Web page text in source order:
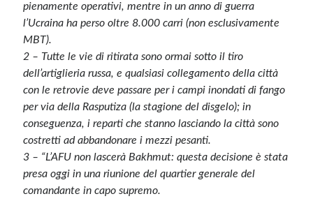
pienamente operativi, mentre in un anno di guerra
l’Ucraina ha perso oltre 8.000 carri (non esclusivamente
MBT).
2 – Tutte le vie di ritirata sono ormai sotto il tiro
dell’artiglieria russa, e qualsiasi collegamento della città
con le retrovie deve passare per i campi inondati di fango
per via della Rasputiza (la stagione del disgelo); in
conseguenza, i reparti che stanno lasciando la città sono
costretti ad abbandonare i mezzi pesanti.
3 – “L’AFU non lascerà Bakhmut: questa decisione è stata
presa oggi in una riunione del quartier generale del
comandante in capo supremo.